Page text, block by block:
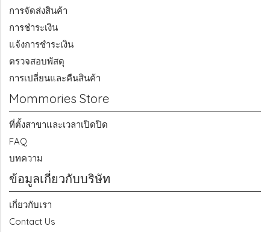
การจัดส่งสินค้า
การชำระเงิน
แจ้งการชำระเงิน
ตรวจสอบพัสดุ
การเปลี่ยนและคืนสินค้า
Mommories Store
ที่ตั้งสาขาและเวลาเปิดปิด
FAQ
บทความ
ข้อมูลเกี่ยวกับบริษัท
เกี่ยวกับเรา
Contact Us